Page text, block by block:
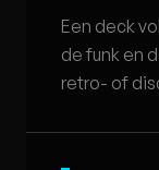
Een deck
de funk en
retro- of